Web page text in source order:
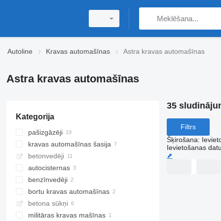
Autoline Kravas automašīnas Astra kravas automašīnas
Astra kravas automašīnas
Kategorija
pašizgāzēji
kravas automašīnas šasija
betonvedēji
autocisternas
benzīnvedēji
bortu kravas automašīnas
betona sūkņi
militāras kravas mašīnas
35
Filtrs
Šķirošana:
Ievietošanas
⬈